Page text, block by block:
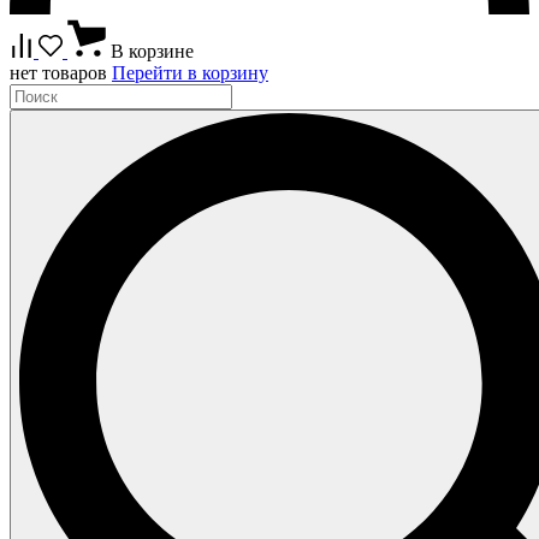
В корзине
нет товаров Перейти в корзину